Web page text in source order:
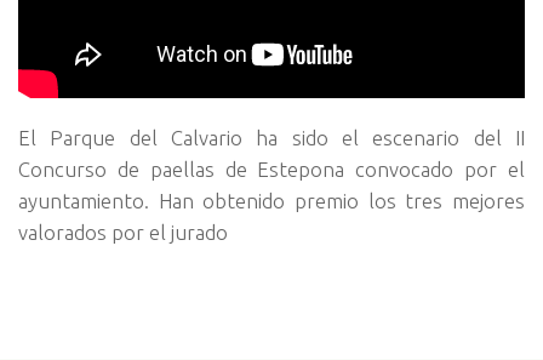
El Parque del Calvario ha sido el escenario del II
Concurso de paellas de Estepona convocado por el
ayuntamiento. Han obtenido premio los tres mejores
valorados por el jurado